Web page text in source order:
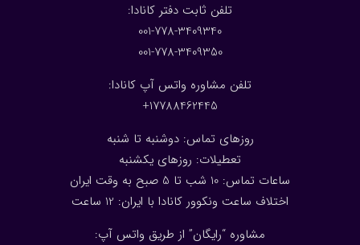
:تلفن ثابت دفتر کانادا
001-778-3409340
001-778-3409350
تلفن مشاوره واتس آپ کانادا:
17788462445+
روزهای تماس: دوشنبه تا شنبه
تعطیلات: روزهای یکشنبه
ساعات تماس: 10 شب تا 5 صبح به وقت ایران
اختلاف ساعت ونکوور کانادا با ایران: 1 2 ساعت
مشاوره “رایگان” از طریق واتس آپ: